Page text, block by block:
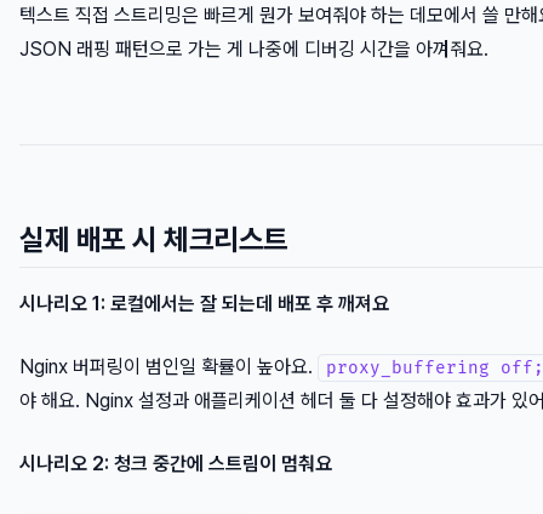
텍스트 직접 스트리밍은 빠르게 뭔가 보여줘야 하는 데모에서 쓸 만
JSON 래핑 패턴으로 가는 게 나중에 디버깅 시간을 아껴줘요.
실제 배포 시 체크리스트
시나리오 1: 로컬에서는 잘 되는데 배포 후 깨져요
Nginx 버퍼링이 범인일 확률이 높아요. proxy_buffering off;
야 해요. Nginx 설정과 애플리케이션 헤더 둘 다 설정해야 효과가 있
시나리오 2: 청크 중간에 스트림이 멈춰요